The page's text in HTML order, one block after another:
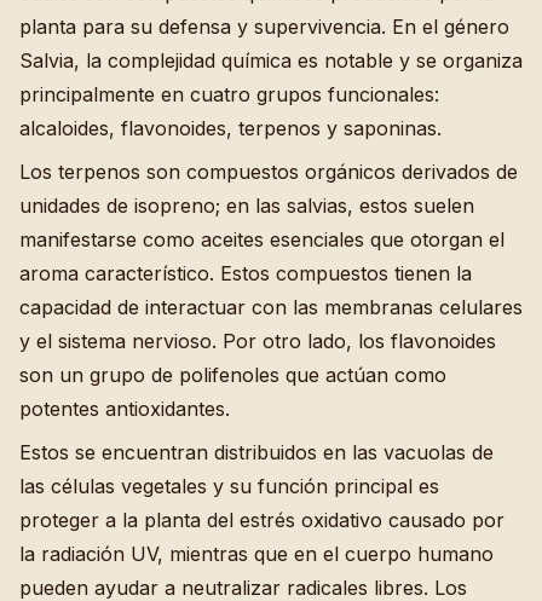
planta para su defensa y supervivencia. En el género
Salvia, la complejidad química es notable y se organiza
principalmente en cuatro grupos funcionales:
alcaloides, flavonoides, terpenos y saponinas.
Los terpenos son compuestos orgánicos derivados de
unidades de isopreno; en las salvias, estos suelen
manifestarse como aceites esenciales que otorgan el
aroma característico. Estos compuestos tienen la
capacidad de interactuar con las membranas celulares
y el sistema nervioso. Por otro lado, los flavonoides
son un grupo de polifenoles que actúan como
potentes antioxidantes.
Estos se encuentran distribuidos en las vacuolas de
las células vegetales y su función principal es
proteger a la planta del estrés oxidativo causado por
la radiación UV, mientras que en el cuerpo humano
pueden ayudar a neutralizar radicales libres. Los